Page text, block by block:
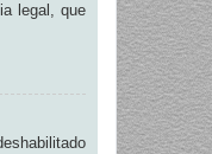
legal, que